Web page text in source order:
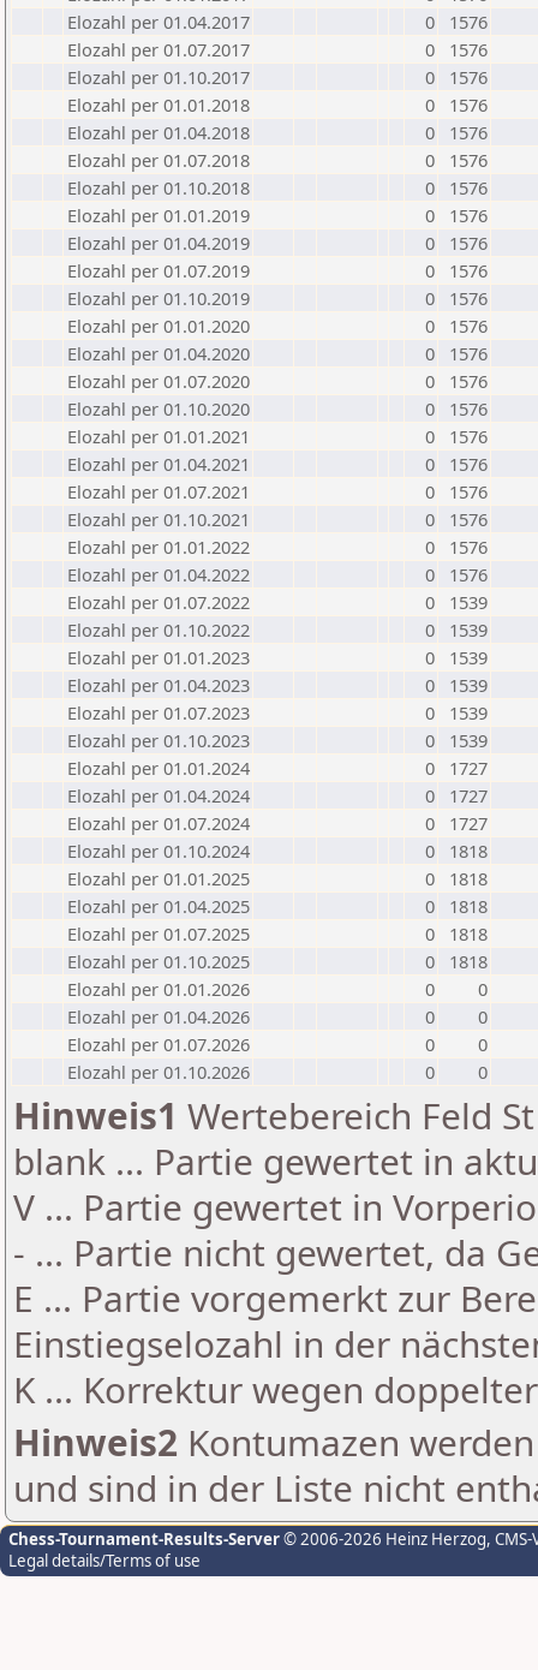
Elozahl per 01.04.2017
0
1576
Elozahl per 01.07.2017
0
1576
Elozahl per 01.10.2017
0
1576
Elozahl per 01.01.2018
0
1576
Elozahl per 01.04.2018
0
1576
Elozahl per 01.07.2018
0
1576
Elozahl per 01.10.2018
0
1576
Elozahl per 01.01.2019
0
1576
Elozahl per 01.04.2019
0
1576
Elozahl per 01.07.2019
0
1576
Elozahl per 01.10.2019
0
1576
Elozahl per 01.01.2020
0
1576
Elozahl per 01.04.2020
0
1576
Elozahl per 01.07.2020
0
1576
Elozahl per 01.10.2020
0
1576
Elozahl per 01.01.2021
0
1576
Elozahl per 01.04.2021
0
1576
Elozahl per 01.07.2021
0
1576
Elozahl per 01.10.2021
0
1576
Elozahl per 01.01.2022
0
1576
Elozahl per 01.04.2022
0
1576
Elozahl per 01.07.2022
0
1539
Elozahl per 01.10.2022
0
1539
Elozahl per 01.01.2023
0
1539
Elozahl per 01.04.2023
0
1539
Elozahl per 01.07.2023
0
1539
Elozahl per 01.10.2023
0
1539
Elozahl per 01.01.2024
0
1727
Elozahl per 01.04.2024
0
1727
Elozahl per 01.07.2024
0
1727
Elozahl per 01.10.2024
0
1818
Elozahl per 01.01.2025
0
1818
Elozahl per 01.04.2025
0
1818
Elozahl per 01.07.2025
0
1818
Elozahl per 01.10.2025
0
1818
Elozahl per 01.01.2026
0
0
Elozahl per 01.04.2026
0
0
Elozahl per 01.07.2026
0
0
Elozahl per 01.10.2026
0 0
Hinweis1 Wertebereich Feld
blank ... Partie gewertet in
V ... Partie gewertet in
- ... Partie nicht gewertet, da
E ... Partie vorgemerkt zur
Einstiegselozahl in der
K ... Korrektur wegen
Hinweis2 Kontumazen
und sind in der Liste nicht
Chess-Tournament-Results-Server© 2006-2026 Heinz Herzog,
Legal details/Terms of use